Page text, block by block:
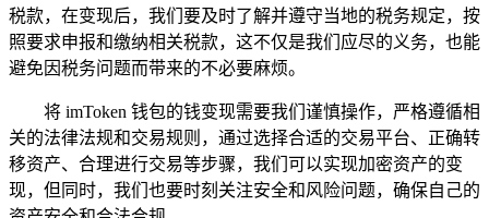
税款，在变现后，我们要及时了解并遵守当地的税务规定，按
照要求申报和缴纳相关税款，这不仅是我们应尽的义务，也能
避免因税务问题而带来的不必要麻烦。
将 imToken 钱包的钱变现需要我们谨慎操作，严格遵循相
关的法律法规和交易规则，通过选择合适的交易平台、正确转
移资产、合理进行交易等步骤，我们可以实现加密资产的变
现，但同时，我们也要时刻关注安全和风险问题，确保自己的